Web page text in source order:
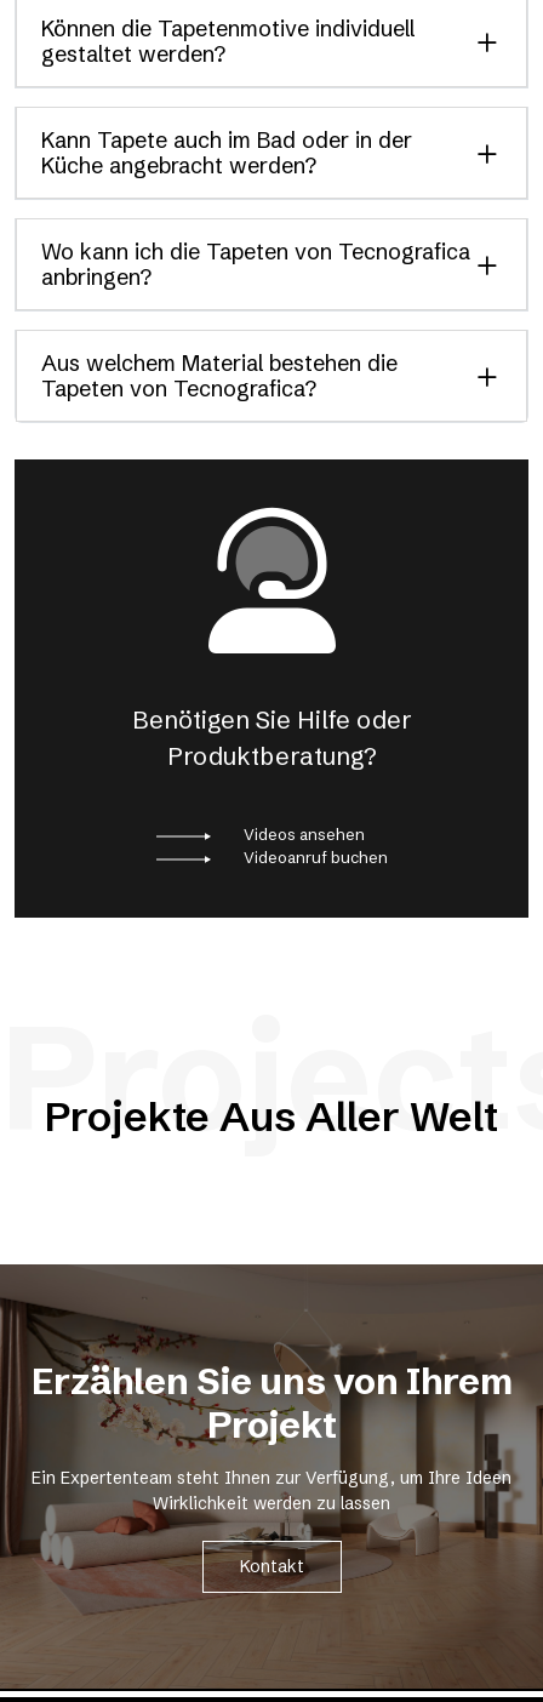
Können die Tapetenmotive individuell
gestaltet werden?
Kann Tapete auch im Bad oder in der
Küche angebracht werden?
Wo kann ich die Tapeten von Tecnografica
anbringen?
Aus welchem Material bestehen die
Tapeten von Tecnografica?
Benötigen Sie Hilfe oder
Produktberatung?
Videos ansehen
Videoanruf buchen
Projekte Aus Aller Welt
Erzählen Sie uns von Ihrem
Projekt
Ein Expertenteam steht Ihnen zur Verfügung, um Ihre Ideen
Wirklichkeit werden zu lassen
Kontakt